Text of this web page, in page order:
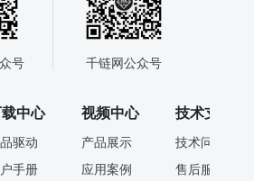
号 千链网公众号
中心
驱动
手册
视频中心
产品展示
应用案例
技术支持
技术问答
售后服务